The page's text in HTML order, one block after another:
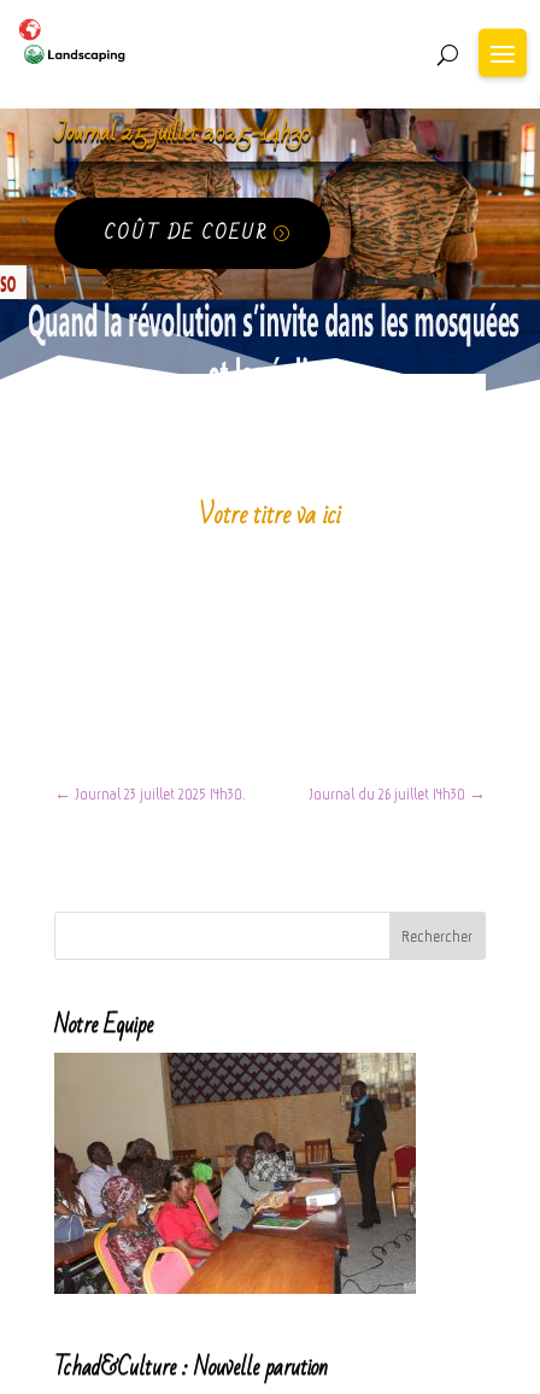
Journal 25 juillet 2025-14h30
COÛT DE COEUR
Votre titre va ici
← Journal 23 juillet 2025 14h30. Journal du 26 juillet 14h30 →
Notre Equipe
Tchad&Culture : Nouvelle parution